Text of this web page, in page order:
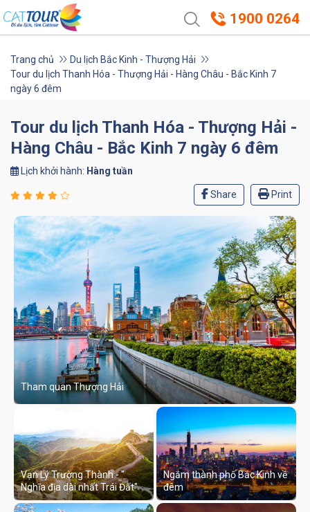
1900 0264
Trang chủ
Du lịch Bắc Kinh - Thượng Hải
Tour du lịch Thanh Hóa - Thượng Hải - Hàng Châu - Bắc Kinh 7
ngày 6 đêm
Tour du lịch Thanh Hóa - Thượng Hải -
Hàng Châu - Bắc Kinh 7 ngày 6 đêm
Lịch khởi hành: Hàng tuần
Share Print
Tham quan Thượng Hải
Vạn Lý Trường Thành - "
Nghĩa địa dài nhất Trái Đất"
Ngắm thành phố Bắc Kinh về
đêm